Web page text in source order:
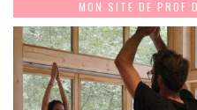
MON SITE DE PROF